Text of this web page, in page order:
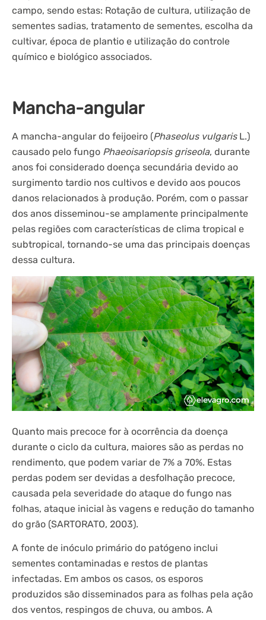
campo, sendo estas: Rotação de cultura, utilização de
sementes sadias, tratamento de sementes, escolha da
cultivar, época de plantio e utilização do controle
químico e biológico associados.
Mancha-angular
A mancha-angular do feijoeiro (Phaseolus vulgaris L.)
causado pelo fungo Phaeoisariopsis griseola, durante
anos foi considerado doença secundária devido ao
surgimento tardio nos cultivos e devido aos poucos
danos relacionados à produção. Porém, com o passar
dos anos disseminou-se amplamente principalmente
pelas regiões com características de clima tropical e
subtropical, tornando-se uma das principais doenças
dessa cultura.
Quanto mais precoce for à ocorrência da doença
durante o ciclo da cultura, maiores são as perdas no
rendimento, que podem variar de 7% a 70%. Estas
perdas podem ser devidas a desfolhação precoce,
causada pela severidade do ataque do fungo nas
folhas, ataque inicial às vagens e redução do tamanho
do grão (SARTORATO, 2003).
A fonte de inóculo primário do patógeno inclui
sementes contaminadas e restos de plantas
infectadas. Em ambos os casos, os esporos
produzidos são disseminados para as folhas pela ação
dos ventos, respingos de chuva, ou ambos. A